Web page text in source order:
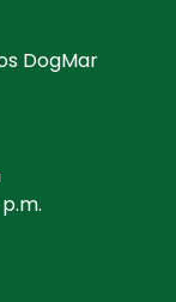
DogMar